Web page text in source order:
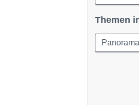
Themen
Panorama